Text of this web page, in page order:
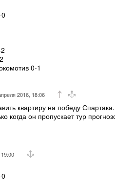
0-1
2016, 18:06
квартиру на победу
когда он пропускает тур